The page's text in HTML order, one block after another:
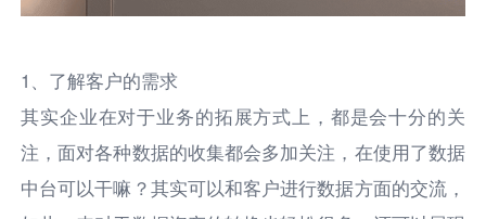
1、了解客户的需求
其实企业在对于业务的拓展方式上，都是会十分的关
注，面对各种数据的收集都会多加关注，在使用了数据
中台可以干嘛？其实可以和客户进行数据方面的交流，